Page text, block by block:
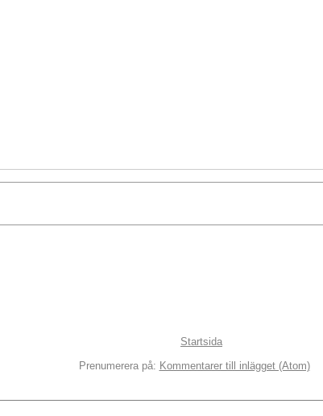
Startsida
Prenumerera på: Kommentarer till inlägget (Atom)